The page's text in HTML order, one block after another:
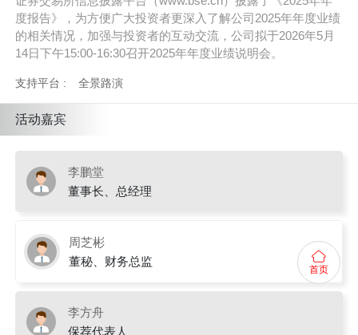
度报告》，为方便广大投资者更深入了解公司2025年年度业绩
的相关情况，加强与投资者的互动交流，公司拟于2026年5月
14日下午15:00-16:30召开2025年年度业绩说明会。
支持平台 : 全景路演
活动嘉宾
李鹏堂
董事长、总经理
周芝彬
董秘、财务总监
李方舟
保荐代表人
首页